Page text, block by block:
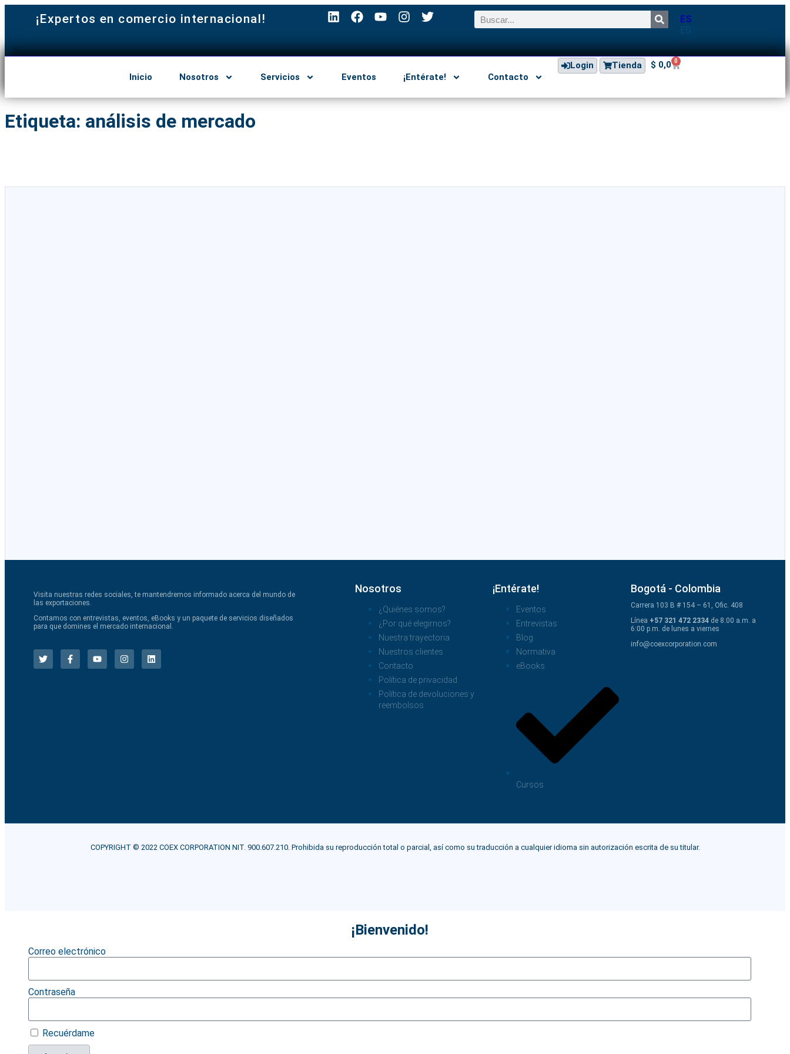
¡Expertos en comercio internacional!
ES
ES
Inicio Nosotros Servicios Eventos ¡Entérate! Contacto
Login Tienda $ 0,0 0
Etiqueta: análisis de mercado
Visita nuestras redes sociales, te mantendremos informado acerca del mundo de
las exportaciones.
Contamos con entrevistas, eventos, eBooks y un paquete de servicios diseñados
para que domines el mercado internacional.
Nosotros
¿Quiénes somos?
¿Por qué elegirnos?
Nuestra trayectoria
Nuestros clientes
Contacto
Política de privacidad
Política de devoluciones y
reembolsos
¡Entérate!
Eventos
Entrevistas
Blog
Normativa
eBooks
Cursos
Bogotá - Colombia
Carrera 103 B # 154 – 61, Ofic. 408
Línea +57 321 472 2334 de 8:00 a.m. a
6:00 p.m. de lunes a viernes
info@coexcorporation.com
COPYRIGHT © 2022 COEX CORPORATION NIT. 900.607.210. Prohibida su reproducción total o parcial, así como su traducción a cualquier idioma sin autorización escrita de su titular.
¡Bienvenido!
Correo electrónico
Contraseña
Recuérdame